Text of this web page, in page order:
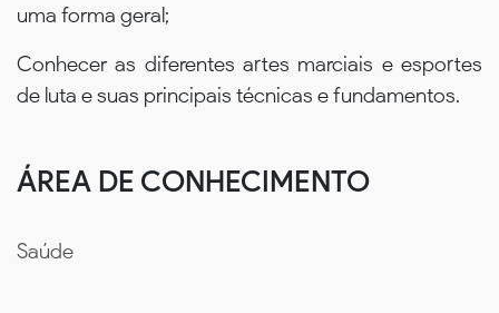
uma forma geral;
Conhecer as diferentes artes marciais e esportes
de luta e suas principais técnicas e fundamentos.
ÁREA DE CONHECIMENTO
Saúde